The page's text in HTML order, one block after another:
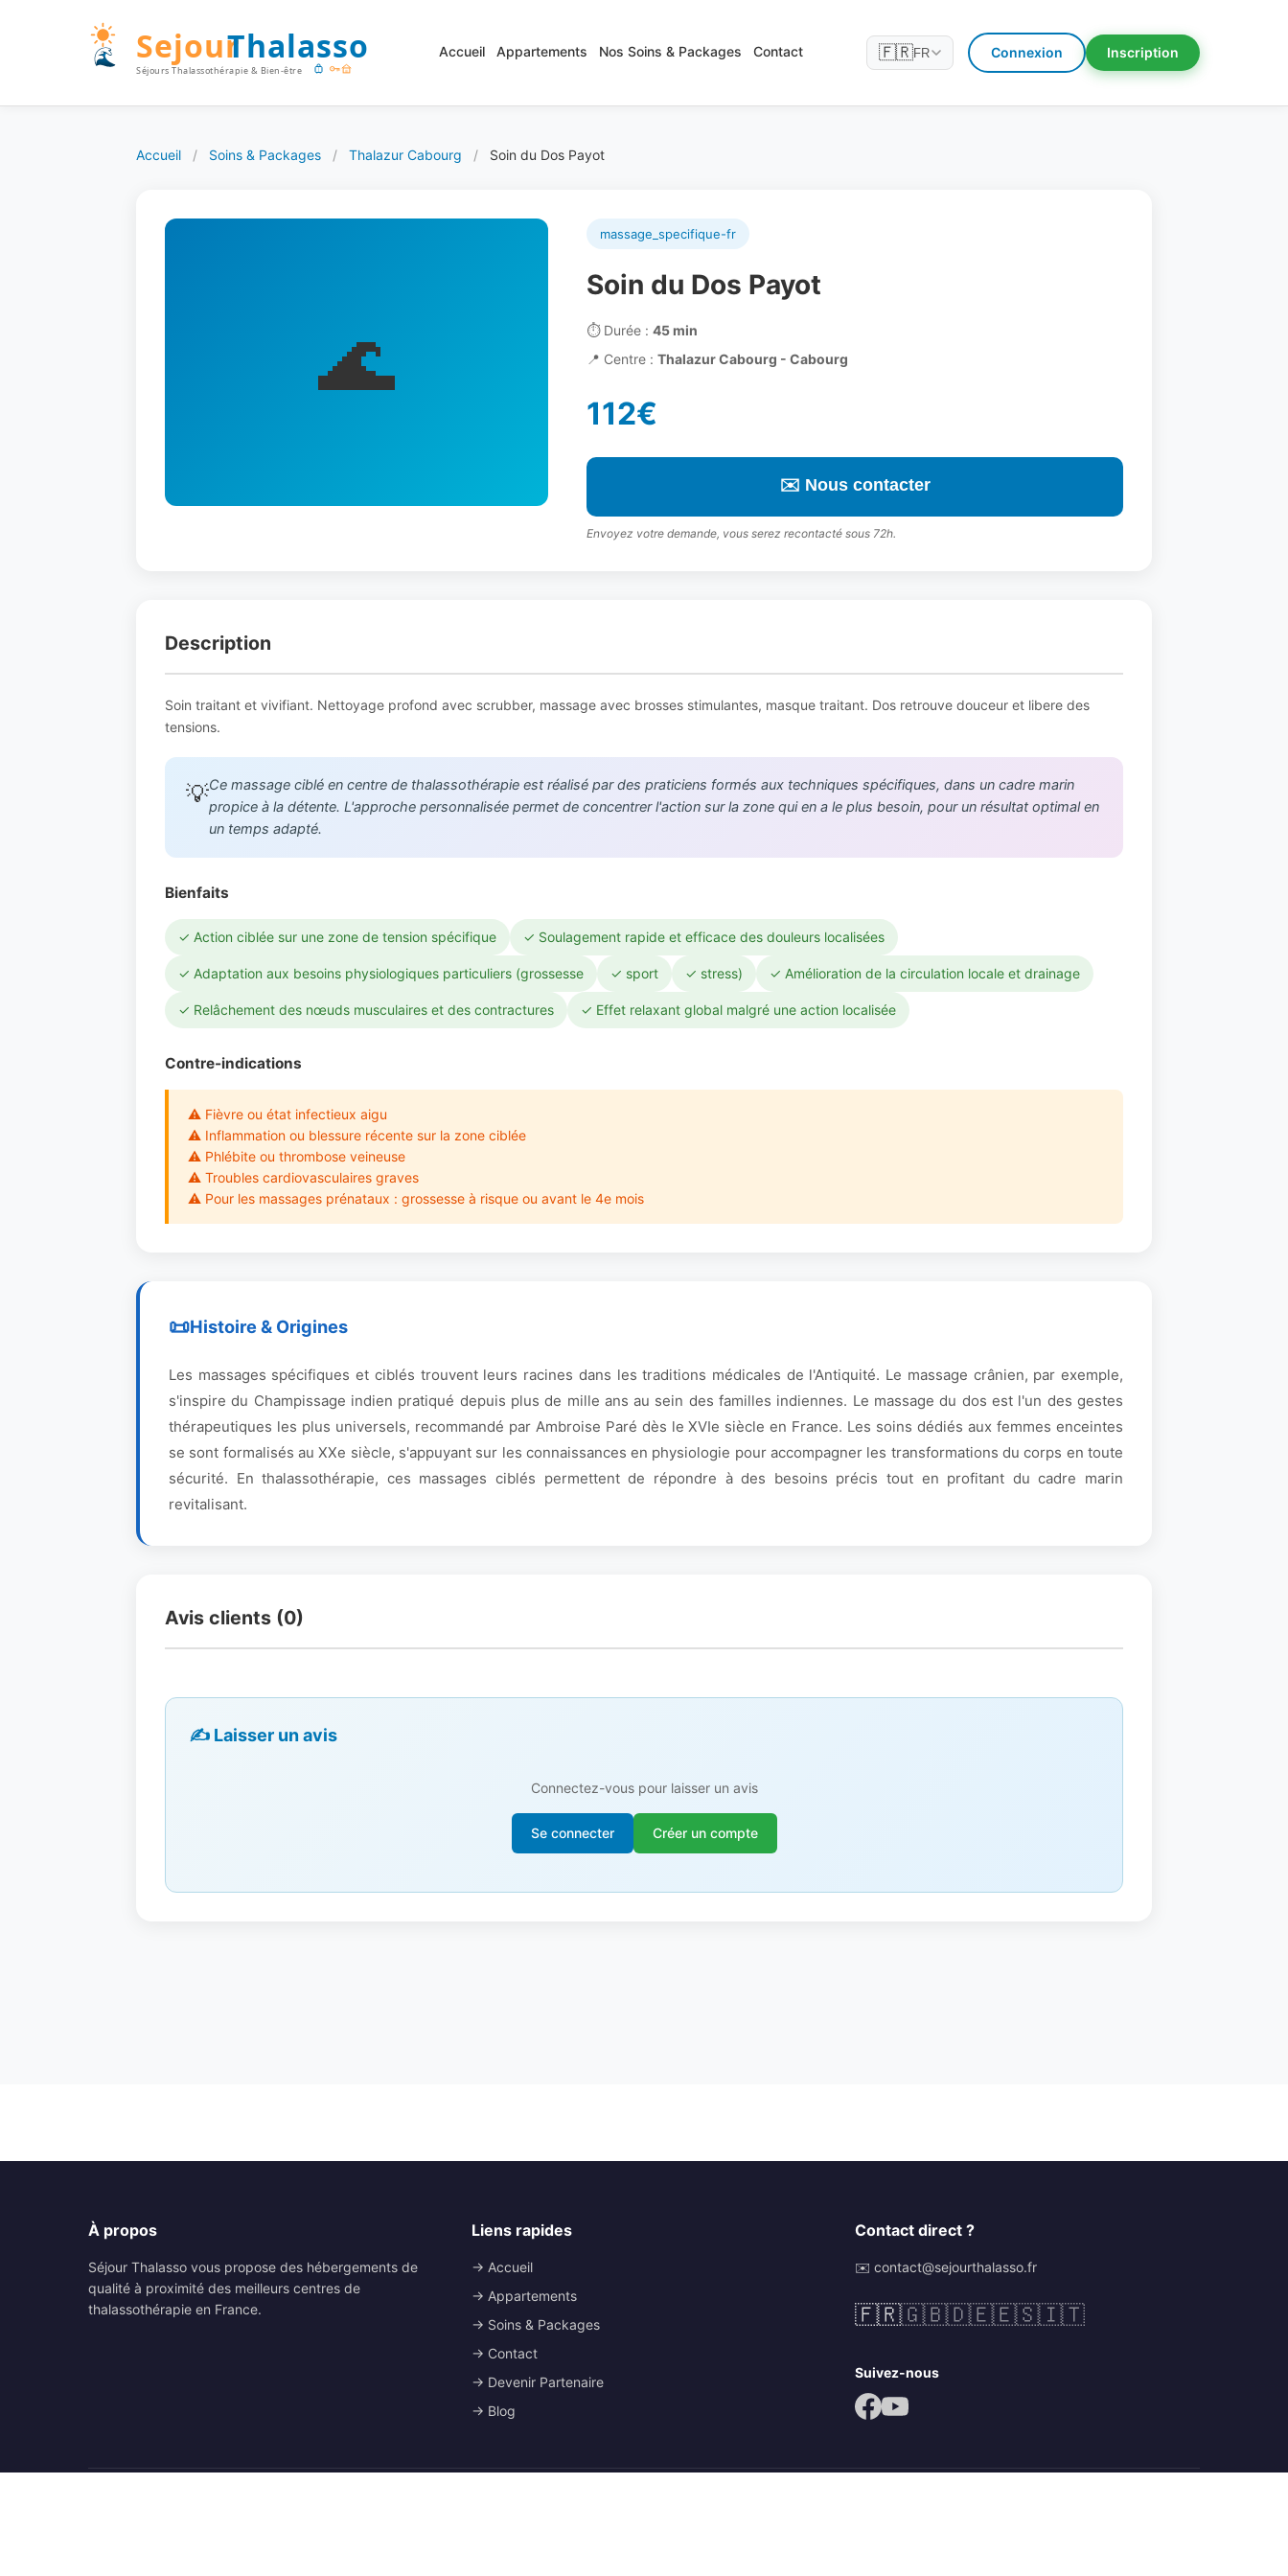
Accueil Appartements Nos Soins & Packages Contact 🇫🇷FR Connexion Inscription
Accueil / Soins & Packages / Thalazur Cabourg / Soin du Dos Payot
🌊
massage_specifique-fr
Soin du Dos Payot
⏱️Durée : 45 min
📍 Centre : Thalazur Cabourg - Cabourg
112€
✉️ Nous contacter
Envoyez votre demande, vous serez recontacté sous 72h.
Description
Soin traitant et vivifiant. Nettoyage profond avec scrubber, massage avec brosses stimulantes, masque traitant. Dos retrouve douceur et libere des
tensions.
💡Ce massage ciblé en centre de thalassothérapie est réalisé par des praticiens formés aux techniques spécifiques, dans un cadre marin
propice à la détente. L'approche personnalisée permet de concentrer l'action sur la zone qui en a le plus besoin, pour un résultat optimal en
un temps adapté.
Bienfaits
✓ Action ciblée sur une zone de tension spécifique ✓ Soulagement rapide et efficace des douleurs localisées
✓ Adaptation aux besoins physiologiques particuliers (grossesse ✓ sport ✓ stress) ✓ Amélioration de la circulation locale et drainage
✓ Relâchement des nœuds musculaires et des contractures ✓ Effet relaxant global malgré une action localisée
Contre-indications
⚠ Fièvre ou état infectieux aigu
⚠ Inflammation ou blessure récente sur la zone ciblée
⚠ Phlébite ou thrombose veineuse
⚠ Troubles cardiovasculaires graves
⚠ Pour les massages prénataux : grossesse à risque ou avant le 4e mois
Histoire & Origines
Les massages spécifiques et ciblés trouvent leurs racines dans les traditions médicales de l'Antiquité. Le massage crânien, par exemple,
s'inspire du Champissage indien pratiqué depuis plus de mille ans au sein des familles indiennes. Le massage du dos est l'un des gestes
thérapeutiques les plus universels, recommandé par Ambroise Paré dès le XVIe siècle en France. Les soins dédiés aux femmes enceintes
se sont formalisés au XXe siècle, s'appuyant sur les connaissances en physiologie pour accompagner les transformations du corps en toute
sécurité. En thalassothérapie, ces massages ciblés permettent de répondre à des besoins précis tout en profitant du cadre marin
revitalisant.
Avis clients (0)
✍️ Laisser un avis
Connectez-vous pour laisser un avis
Se connecter Créer un compte
À propos
Séjour Thalasso vous propose des hébergements de
qualité à proximité des meilleurs centres de
thalassothérapie en France.
Liens rapides
→ Accueil
→ Appartements
→ Soins & Packages
→ Contact
→ Devenir Partenaire
→ Blog
Contact direct ?
✉️ contact@sejourthalasso.fr
🇫🇷🇬🇧🇩🇪🇪🇸🇮🇹
Suivez-nous